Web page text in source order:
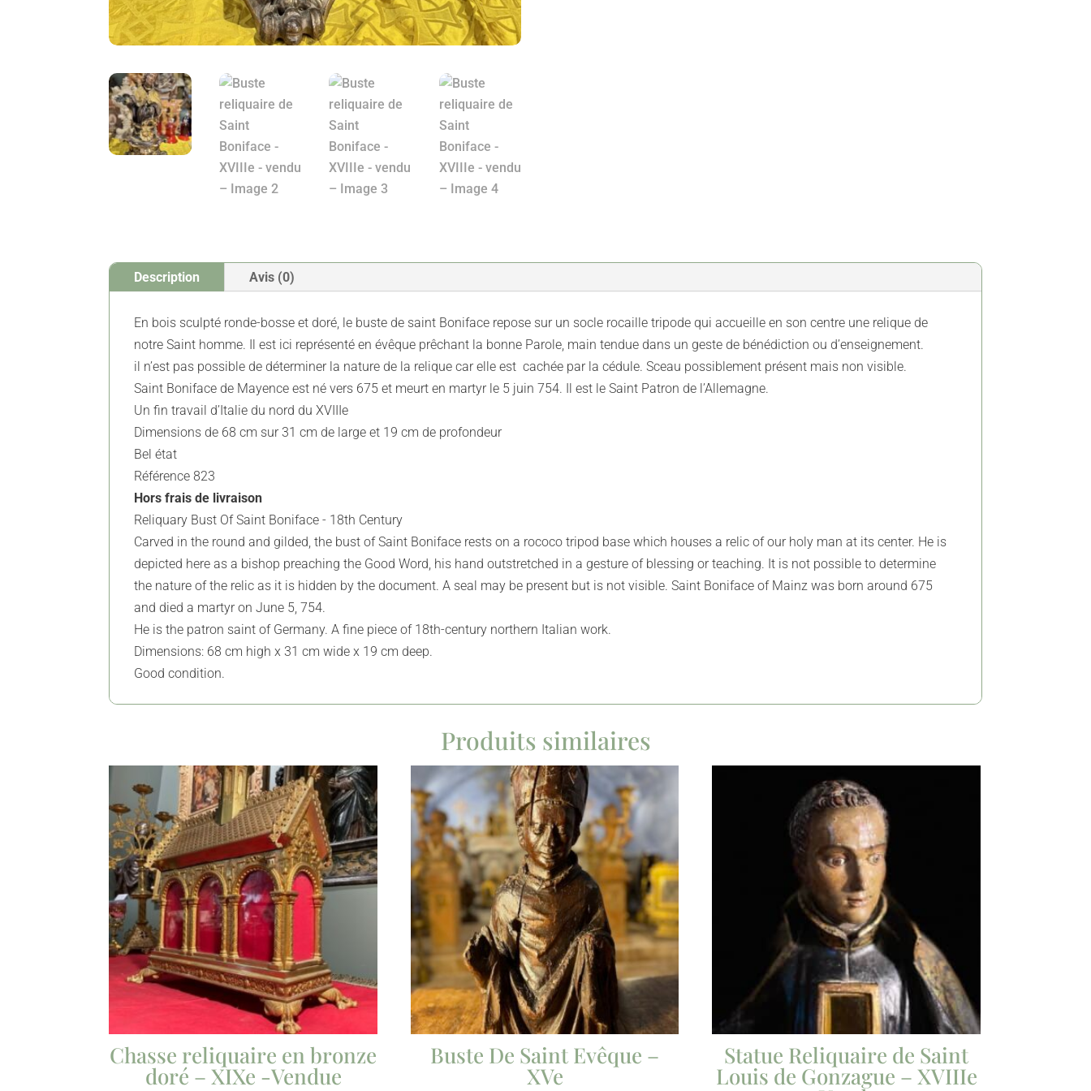
Description Avis (0)
En bois sculpté ronde-bosse et doré, le buste de saint Boniface repose sur un socle rocaille tripode qui accueille en son centre une relique de
notre Saint homme. Il est ici représenté en évêque prêchant la bonne Parole, main tendue dans un geste de bénédiction ou d’enseignement.
il n’est pas possible de déterminer la nature de la relique car elle est cachée par la cédule. Sceau possiblement présent mais non visible.
Saint Boniface de Mayence est né vers 675 et meurt en martyr le 5 juin 754. Il est le Saint Patron de l’Allemagne.
Un fin travail d’Italie du nord du XVIIIe
Dimensions de 68 cm sur 31 cm de large et 19 cm de profondeur
Bel état
Référence 823
Hors frais de livraison
Reliquary Bust Of Saint Boniface - 18th Century
Carved in the round and gilded, the bust of Saint Boniface rests on a rococo tripod base which houses a relic of our holy man at its center. He is
depicted here as a bishop preaching the Good Word, his hand outstretched in a gesture of blessing or teaching. It is not possible to determine
the nature of the relic as it is hidden by the document. A seal may be present but is not visible. Saint Boniface of Mainz was born around 675
and died a martyr on June 5, 754.
He is the patron saint of Germany. A fine piece of 18th-century northern Italian work.
Dimensions: 68 cm high x 31 cm wide x 19 cm deep.
Good condition.
Produits similaires
Chasse reliquaire en bronze
doré – XIXe -Vendue
Buste De Saint Evêque –
XVe
Statue Reliquaire de Saint
Louis de Gonzague – XVIIIe